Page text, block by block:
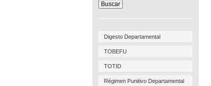
este
sitio:
Digesto Departamental
TOBEFU
TOTID
Régimen Punitivo Departamental